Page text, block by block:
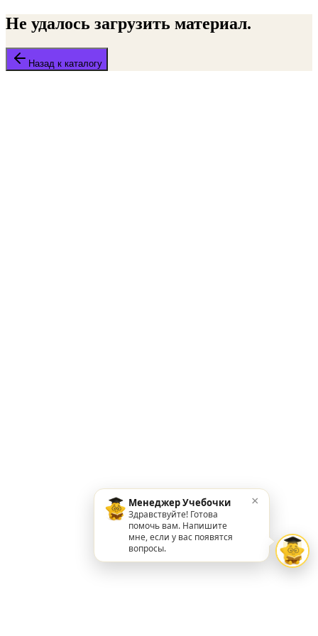
Не удалось загрузить материал.
Назад к каталогу
Менеджер Учебочки
Здравствуйте! Готова
помочь вам. Напишите
мне, если у вас появятся
вопросы.
×